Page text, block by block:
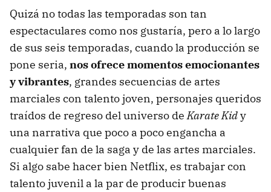
Quizá no todas las temporadas son tan
espectaculares como nos gustaría, pero a lo largo
de sus seis temporadas, cuando la producción se
pone seria, nos ofrece momentos emocionantes
y vibrantes, grandes secuencias de artes
marciales con talento joven, personajes queridos
traídos de regreso del universo deKarate Kidy
una narrativa que poco a poco engancha a
cualquier fan de la saga y de las artes marciales.
Si algo sabe hacer bien Netflix, es trabajar con
talento juvenil a la par de producir buenas